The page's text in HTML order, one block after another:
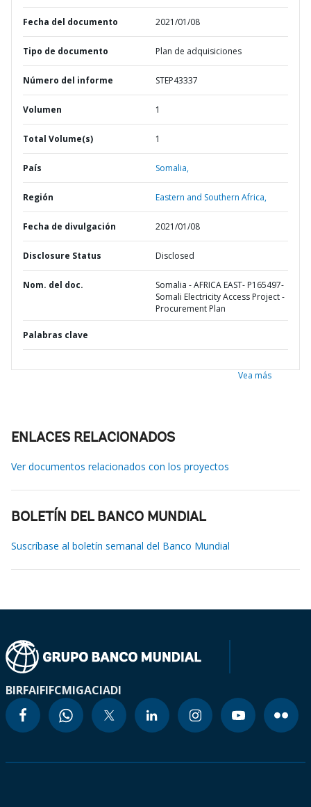
Fecha del documento 2021/01/08
Tipo de documento Plan de adquisiciones
Número del informe STEP43337
Volumen 1
Total Volume(s) 1
País Somalia,
Región Eastern and Southern Africa,
Fecha de divulgación 2021/01/08
Disclosure Status Disclosed
Nom. del doc.
Somalia - AFRICA EAST- P165497-
Somali Electricity Access Project -
Procurement Plan
Palabras clave
Vea más
ENLACES RELACIONADOS
Ver documentos relacionados con los proyectos
BOLETÍN DEL BANCO MUNDIAL
Suscríbase al boletín semanal del Banco Mundial
BIRFAIFIFCMIGACIADI